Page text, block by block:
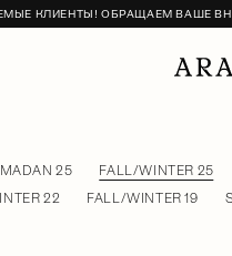
КЛИЕНТЫ! ОБРАЩАЕМ ВАШЕ
25 FALL/WINTER 25
22
FALL/WINTER 19